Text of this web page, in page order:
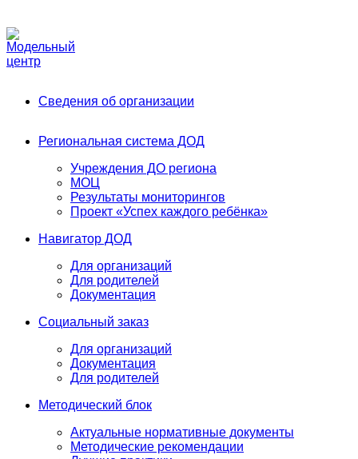
Сведения об организации
Региональная система ДОД
Учреждения ДО региона
МОЦ
Результаты мониторингов
Проект «Успех каждого ребёнка»
Навигатор ДОД
Для организаций
Для родителей
Документация
Социальный заказ
Для организаций
Документация
Для родителей
Методический блок
Актуальные нормативные документы
Методические рекомендации